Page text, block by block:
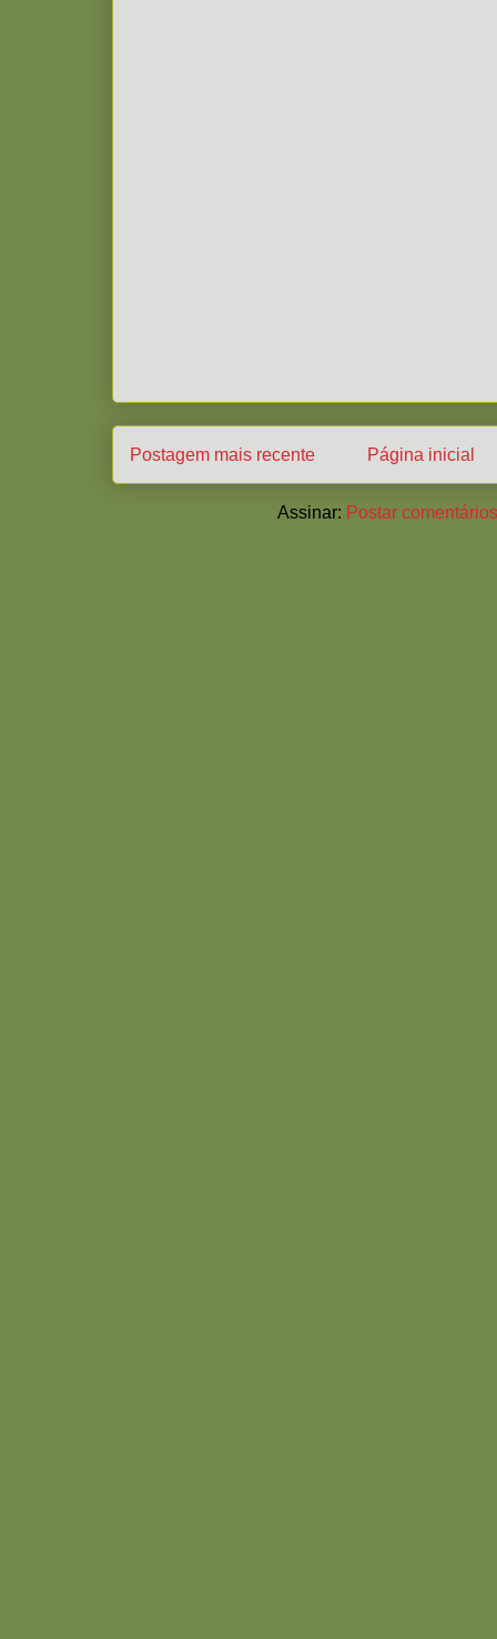
Postagem mais recente Página inicial
Assinar: Postar